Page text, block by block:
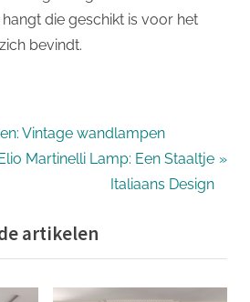
die geschikt is voor het
bevindt.
Vintage wandlampen
Martinelli Lamp: Een Staaltje
Italiaans Design
artikelen